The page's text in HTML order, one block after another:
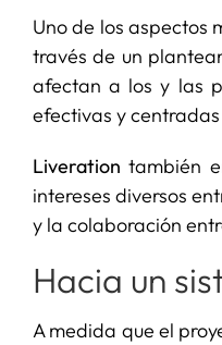
Uno de los aspectos
través de un
afectan a los y las
efectivas y
Liverationtambién
intereses diversos
y la colaboración
Hacia un
A medida que el